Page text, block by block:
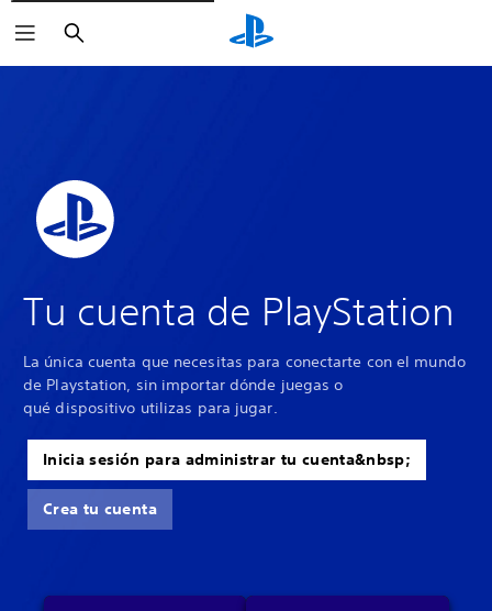
Buscar
Tu cuenta de PlayStation
La única cuenta que necesitas para conectarte con el mundo
de Playstation, sin importar dónde juegas o
qué dispositivo utilizas para jugar.
Inicia sesión para administrar tu cuenta&nbsp;
Crea tu cuenta